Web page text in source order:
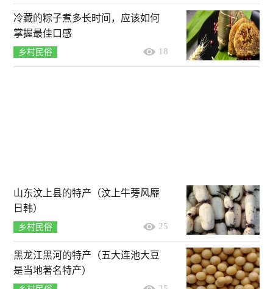
冷藏的粽子煮多长时间，应该如何
掌握最佳口感
乡村民俗 18
山东汶上县的特产（汶上牛蒡风靡
日韩）
乡村民俗 25
黑龙江黑河的特产（五大连池大豆
是当地著名特产）